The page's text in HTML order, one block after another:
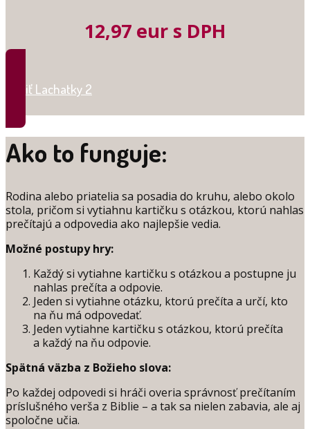
12,97 eur s DPH
Kúpiť Lachatky 2
Ako to funguje:
Rodina alebo priatelia sa posadia do kruhu, alebo okolo
stola, pričom si vytiahnu kartičku s otázkou, ktorú nahlas
prečítajú a odpovedia ako najlepšie vedia.
Možné postupy hry:
Každý si vytiahne kartičku s otázkou a postupne ju
nahlas prečíta a odpovie.
Jeden si vytiahne otázku, ktorú prečíta a určí, kto
na ňu má odpovedať.
Jeden vytiahne kartičku s otázkou, ktorú prečíta
a každý na ňu odpovie.
Spätná väzba z Božieho slova:
Po každej odpovedi si hráči overia správnosť prečítaním
príslušného verša z Biblie – a tak sa nielen zabavia, ale aj
spoločne učia.